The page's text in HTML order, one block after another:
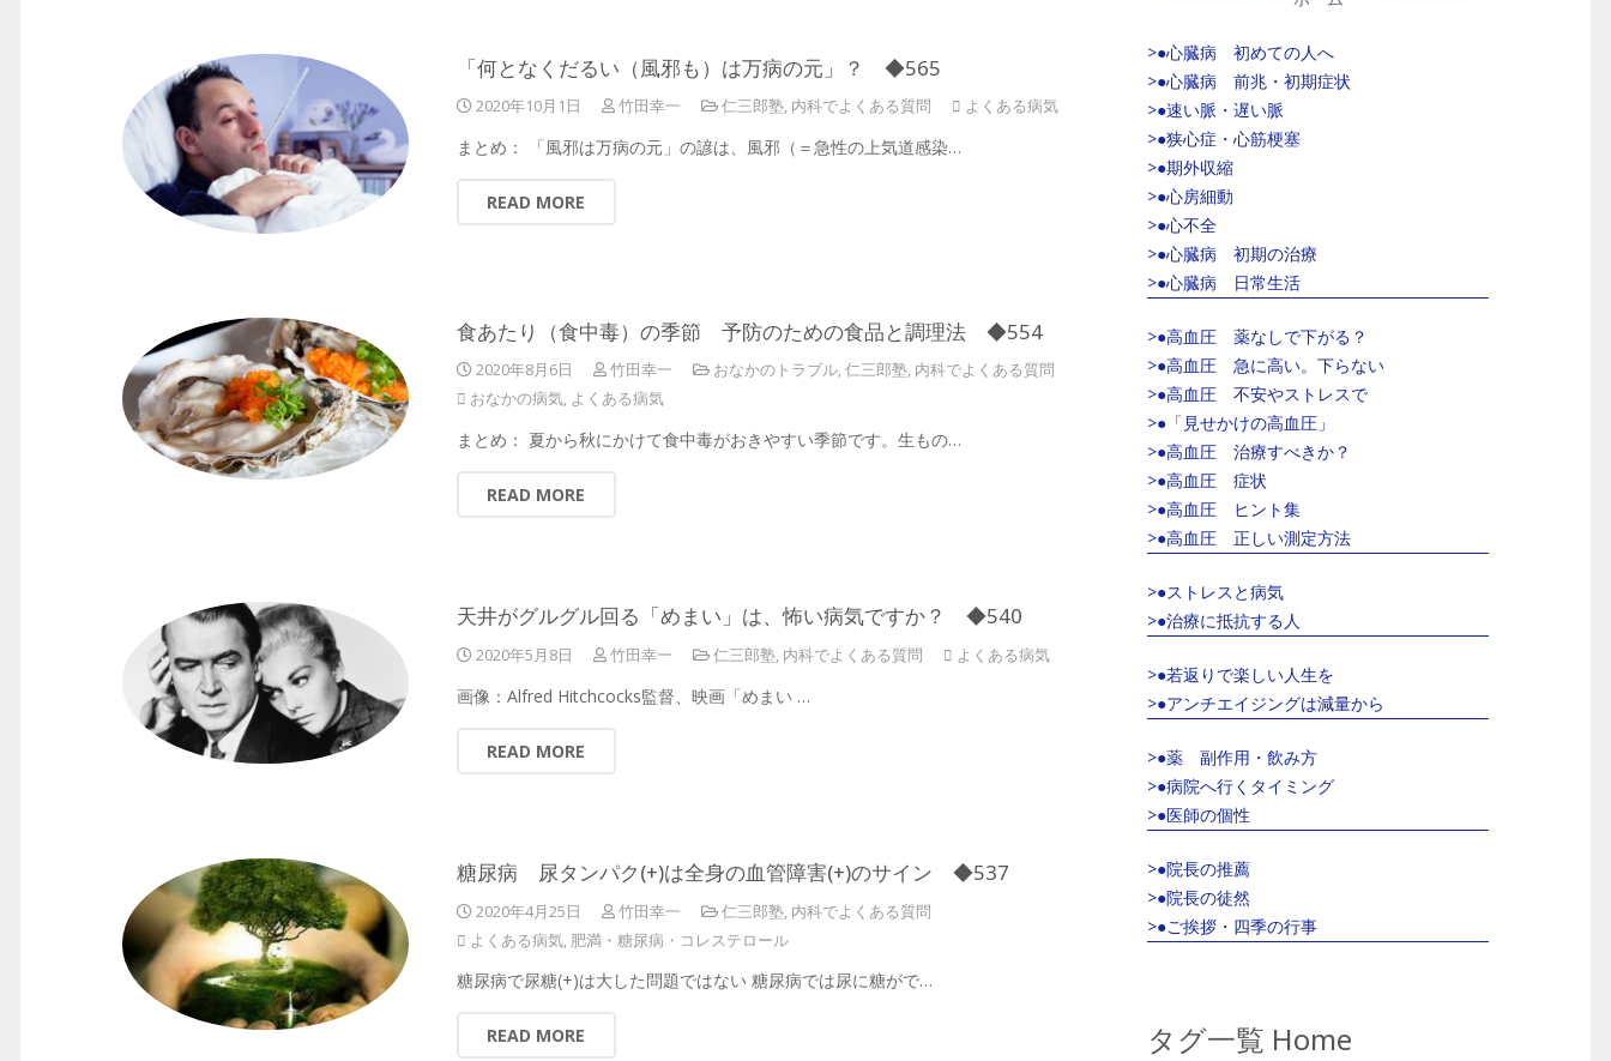
「何となくだるい（風邪も）は万病の元」？ ◆565
2020年10月1日 竹田幸一 仁三郎塾, 内科でよくある質問 よくある病気
まとめ： 「風邪は万病の元」の諺は、風邪（＝急性の上気道感染…
READ MORE
食あたり（食中毒）の季節 予防のための食品と調理法 ◆554
2020年8月6日 竹田幸一 おなかのトラブル, 仁三郎塾, 内科でよくある質問
おなかの病気, よくある病気
まとめ： 夏から秋にかけて食中毒がおきやすい季節です。生もの…
READ MORE
天井がグルグル回る「めまい」は、怖い病気ですか？ ◆540
2020年5月8日 竹田幸一 仁三郎塾, 内科でよくある質問 よくある病気
画像：Alfred Hitchcocks監督、映画「めまい …
READ MORE
糖尿病 尿タンパク(+)は全身の血管障害(+)のサイン ◆537
2020年4月25日 竹田幸一 仁三郎塾, 内科でよくある質問
よくある病気, 肥満・糖尿病・コレステロール
糖尿病で尿糖(+)は大した問題ではない 糖尿病では尿に糖がで…
READ MORE
>●心臓病 初めての人へ
>●心臓病 前兆・初期症状
>●速い脈・遅い脈
>●狭心症・心筋梗塞
>●期外収縮
>●心房細動
>●心不全
>●心臓病 初期の治療
>●心臓病 日常生活
>●高血圧 薬なしで下がる？
>●高血圧 急に高い。下らない
>●高血圧 不安やストレスで
>●「見せかけの高血圧」
>●高血圧 治療すべきか？
>●高血圧 症状
>●高血圧 ヒント集
>●高血圧 正しい測定方法
>●ストレスと病気
>●治療に抵抗する人
>●若返りで楽しい人生を
>●アンチエイジングは減量から
>●薬 副作用・飲み方
>●病院へ行くタイミング
>●医師の個性
>●院長の推薦
>●院長の徒然
>●ご挨拶・四季の行事
タグ一覧 Home